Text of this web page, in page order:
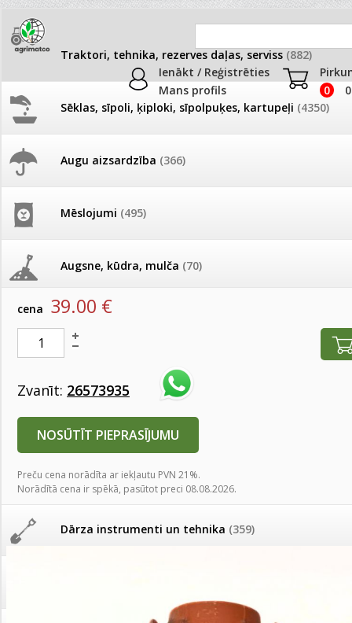
Ienākt / Reģistrēties
Mans profils
0
Traktori, tehnika, rezerves daļas, serviss (882)
Sēklas, sīpoli, ķiploki, sīpolpuķes, kartupeļi (4350)
Augu aizsardzība (366)
Mēslojumi (495)
Augsne, kūdra, mulča (70)
Podi un kasetes
(505)
Pārklāji, plēves(173)
Dārza instrumenti un tehnika (359)
JAUNUMI
Pašlasīšanas vietu katalogs
26.05. Vebinārs - Kā ierobežot
gliemežus piemājas dārzā un
Ūdens piemērotības noteikšana
smidzinājumu veikšanai
Pievienojies braucienam uz
Tomātu sēklu katalogs
Tagad Vitrol GB arī 20kg
AKCIJAS
frēze + mulčieris +
AKCIJAS komplekts -
AKCIJAS komplekts -
Rezerves daļas
Produkti »Traktori, tehnika, rezerves daļas, serviss
Kompresora galva
artikuls: 934501
cena 39.00 €
Zvanīt: 26573935
NOSŪTĪT PIEPRASĪJUMU
Preču cena norādīta ar iekļautu PVN 21%.
Norādītā cena ir spēkā, pasūtot preci 08.08.2026.